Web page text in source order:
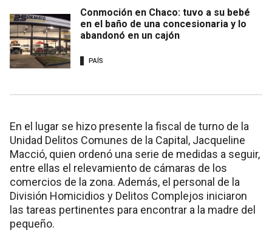
Conmoción en Chaco: tuvo a su bebé
en el baño de una concesionaria y lo
abandonó en un cajón
PAÍS
En el lugar se hizo presente la fiscal de turno de la
Unidad Delitos Comunes de la Capital, Jacqueline
Macció, quien ordenó una serie de medidas a seguir,
entre ellas el relevamiento de cámaras de los
comercios de la zona. Además, el personal de la
División Homicidios y Delitos Complejos iniciaron
las tareas pertinentes para encontrar a la madre del
pequeño.